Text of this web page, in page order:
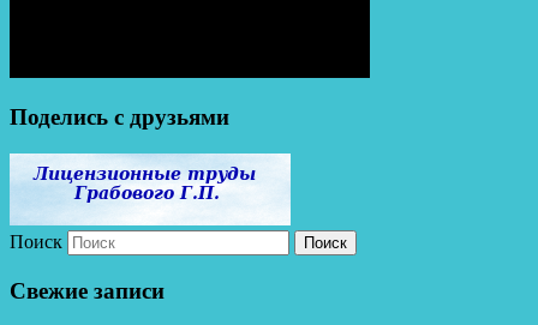
Поделись с друзьями
Поиск
Свежие записи